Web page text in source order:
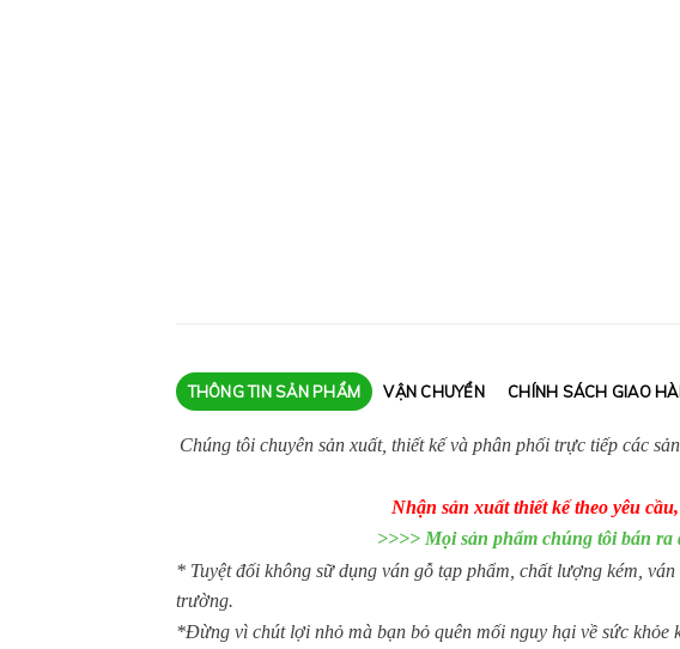
THÔNG TIN SẢN PHẨM VẬN CHUYỂN CHÍNH SÁCH GIAO
Chúng tôi chuyên sản xuất, thiết kế và phân phối trực tiếp các
Nhận sản xuất thiết kế theo yêu
>>>> Mọi sản phẩm chúng tôi bán
* Tuyệt đối không sữ dụng ván gỗ tạp phẩm, chất lượng kém,
trường.
*Đừng vì chút lợi nhỏ mà bạn bỏ quên mối nguy hại về sức